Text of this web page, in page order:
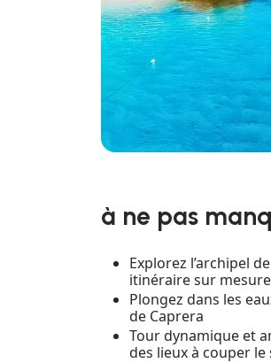
à ne pas
Explorez l’archipel
itinéraire sur mesure
Plongez dans les
de Caprera
Tour dynamique et
des lieux à couper